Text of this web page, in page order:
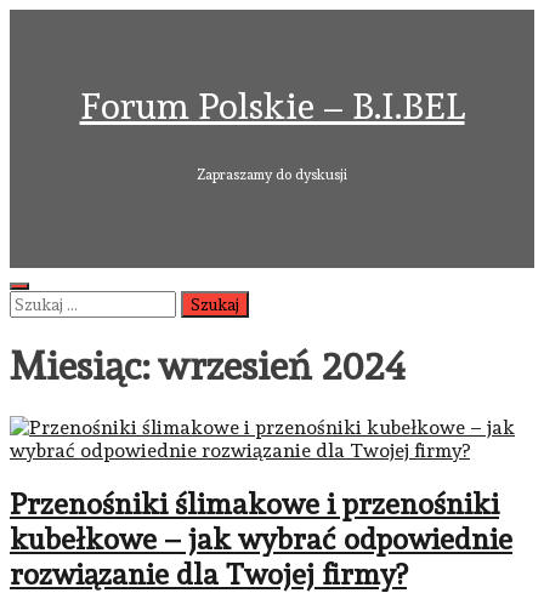
Forum Polskie – B.I.BEL
Zapraszamy do dyskusji
Primary
Menu
Szukaj:
Miesiąc:wrzesień 2024
Przenośniki ślimakowe i przenośniki
kubełkowe – jak wybrać odpowiednie
rozwiązanie dla Twojej firmy?